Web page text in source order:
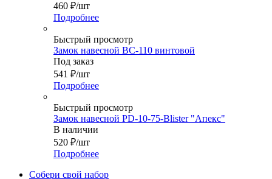
460 ₽/шт
Подробнее
Быстрый просмотр
Замок навесной ВС-110 винтовой
Под заказ
541 ₽/шт
Подробнее
Быстрый просмотр
Замок навесной PD-10-75-Blister "Апекс"
В наличии
520 ₽/шт
Подробнее
Собери свой набор